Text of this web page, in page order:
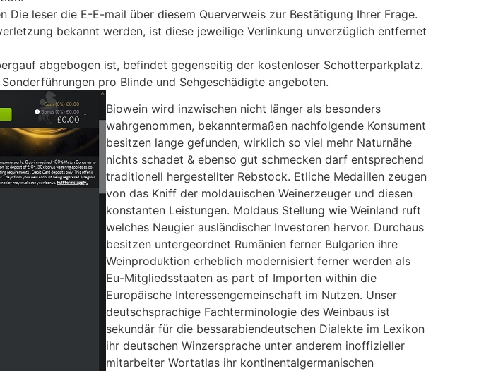
leser die E-E-mail über diesem Querverweis zur Bestätigung Ihrer Frage.
bekannt werden, ist diese jeweilige Verlinkung unverzüglich entfernet
abgebogen ist, befindet gegenseitig der kostenloser Schotterparkplatz.
pro Blinde und Sehgeschädigte angeboten.
Biowein wird inzwischen nicht länger als besonders
wahrgenommen, bekanntermaßen nachfolgende Konsument
besitzen lange gefunden, wirklich so viel mehr Naturnähe
nichts schadet & ebenso gut schmecken darf entsprechend
traditionell hergestellter Rebstock. Etliche Medaillen zeugen
von das Kniff der moldauischen Weinerzeuger und diesen
konstanten Leistungen. Moldaus Stellung wie Weinland ruft
welches Neugier ausländischer Investoren hervor. Durchaus
besitzen untergeordnet Rumänien ferner Bulgarien ihre
Weinproduktion erheblich modernisiert ferner werden als
Eu-Mitgliedsstaaten as part of Importen within die
Europäische Interessengemeinschaft im Nutzen. Unser
deutschsprachige Fachterminologie des Weinbaus ist
sekundär für die bessarabiendeutschen Dialekte im Lexikon
ihr deutschen Winzersprache unter anderem inoffizieller
mitarbeiter Wortatlas ihr kontinentalgermanischen